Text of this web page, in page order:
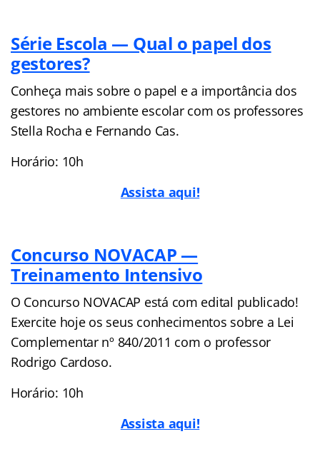
Série Escola — Qual o papel dos
gestores?
Conheça mais sobre o papel e a importância dos
gestores no ambiente escolar com os professores
Stella Rocha e Fernando Cas.
Horário: 10h
Assista aqui!
Concurso NOVACAP —
Treinamento Intensivo
O Concurso NOVACAP está com edital publicado!
Exercite hoje os seus conhecimentos sobre a Lei
Complementar nº 840/2011 com o professor
Rodrigo Cardoso.
Horário: 10h
Assista aqui!